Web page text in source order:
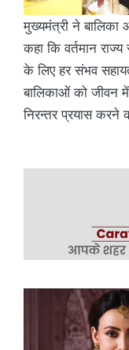
मुख्यमंत्री ने
कहा कि वर्तमान
के लिए हर संभव
बालिकाओं को जीवन
निरन्तर प्रयास करने